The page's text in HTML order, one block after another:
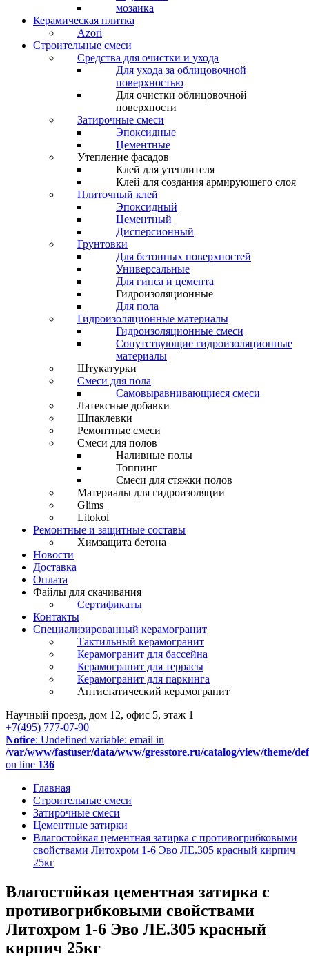
мозаика
Керамическая плитка
Azori
Строительные смеси
Средства для очистки и ухода
Для ухода за облицовочной
поверхностью
Для очистки облицовочной
поверхности
Затирочные смеси
Эпоксидные
Цементные
Утепление фасадов
Клей для утеплителя
Клей для создания армирующего слоя
Плиточный клей
Эпоксидный
Цементный
Дисперсионный
Грунтовки
Для бетонных поверхностей
Универсальные
Для гипса и цемента
Гидроизоляционные
Для пола
Гидроизоляционные материалы
Гидроизоляционные смеси
Сопутствующие гидроизоляционные
материалы
Штукатурки
Смеси для пола
Самовыравнивающиеся смеси
Латексные добавки
Шпаклевки
Ремонтные смеси
Смеси для полов
Наливные полы
Топпинг
Смеси для стяжки полов
Материалы для гидроизоляции
Glims
Litokol
Ремонтные и защитные составы
Химзащита бетона
Новости
Доставка
Оплата
Файлы для скачивания
Сертификаты
Контакты
Специализированный керамогранит
Тактильный керамогранит
Керамогранит для бассейна
Керамогранит для террасы
Керамогранит для паркинга
Антистатический керамогранит
Научный проезд, дом 12, офис 5, этаж 1
+7(495) 777-07-90
Notice: Undefined variable: email in
/var/www/fastuser/data/www/gresstore.ru/catalog/view/theme/
on line 136
Главная
Строительные смеси
Затирочные смеси
Цементные затирки
Влагостойкая цементная затирка с противогрибковыми
свойствами Литохром 1-6 Эво ЛЕ.305 красный кирпич
25кг
Влагостойкая цементная затирка с
противогрибковыми свойствами
Литохром 1-6 Эво ЛЕ.305 красный
кирпич 25кг